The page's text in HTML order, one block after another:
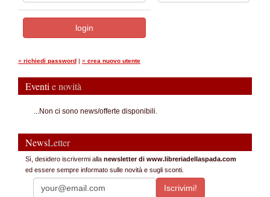
» richiedi password | » crea nuovo utente
Eventi e novità
...Non ci sono news/offerte disponibili.
NewsLetter
Sì, desidero iscrivermi alla newsletter di www.libreriadellaspada.com
ed essere sempre informato sulle novità e sugli sconti.